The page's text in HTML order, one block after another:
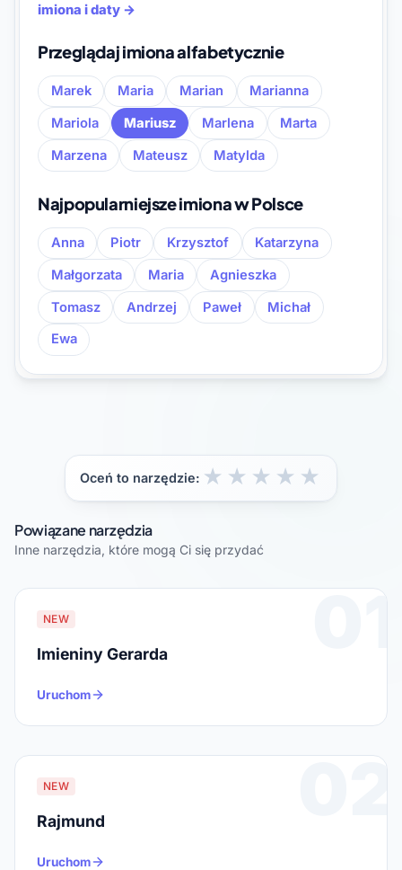
imiona i daty →
Przeglądaj imiona alfabetycznie
Marek Maria Marian
Marianna
Mariola
Mariusz Marlena
Marta
Marzena
Mateusz Matylda
Najpopularniejsze imiona w Polsce
Anna Piotr Krzysztof
Katarzyna
Małgorzata
Maria
Agnieszka
Tomasz
Andrzej Paweł
Michał
Ewa
Oceń to narzędzie: ★
★
★
★
★
Powiązane narzędzia
Inne narzędzia, które mogą Ci się przydać
01
NEW
Imieniny Gerarda
Uruchom
02
NEW
Rajmund
Uruchom